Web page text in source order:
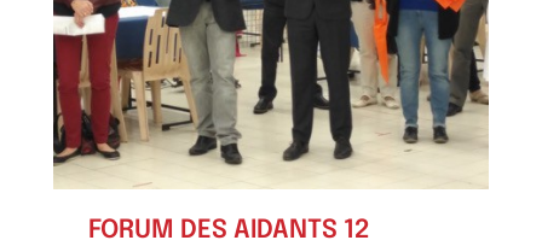
FORUM DES AIDANTS 12